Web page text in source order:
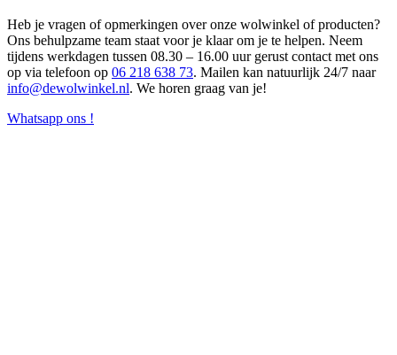
Heb je vragen of opmerkingen over onze wolwinkel of producten?
Ons behulpzame team staat voor je klaar om je te helpen. Neem
tijdens werkdagen tussen 08.30 – 16.00 uur gerust contact met ons
op via telefoon op 06 218 638 73. Mailen kan natuurlijk 24/7 naar
info@dewolwinkel.nl. We horen graag van je!
Whatsapp ons !